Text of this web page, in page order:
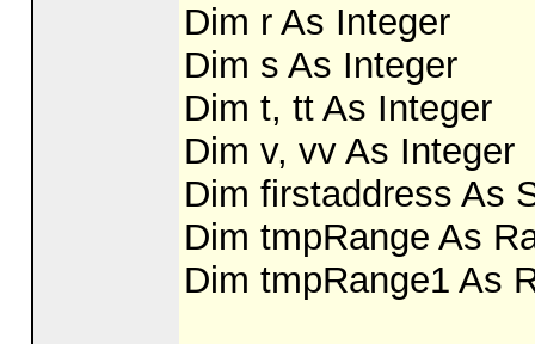
Dim r As Integer
Dim s As Integer
Dim t, tt As Integer
Dim v, vv As Integer
Dim firstaddress As
Dim tmpRange As
Dim tmpRange1 As